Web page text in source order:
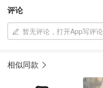
评论
暂无评论，打开App写评论
相似同款